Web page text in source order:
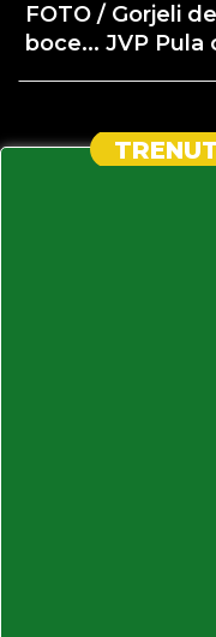
FOTO / Gorjeli
boce... JVP